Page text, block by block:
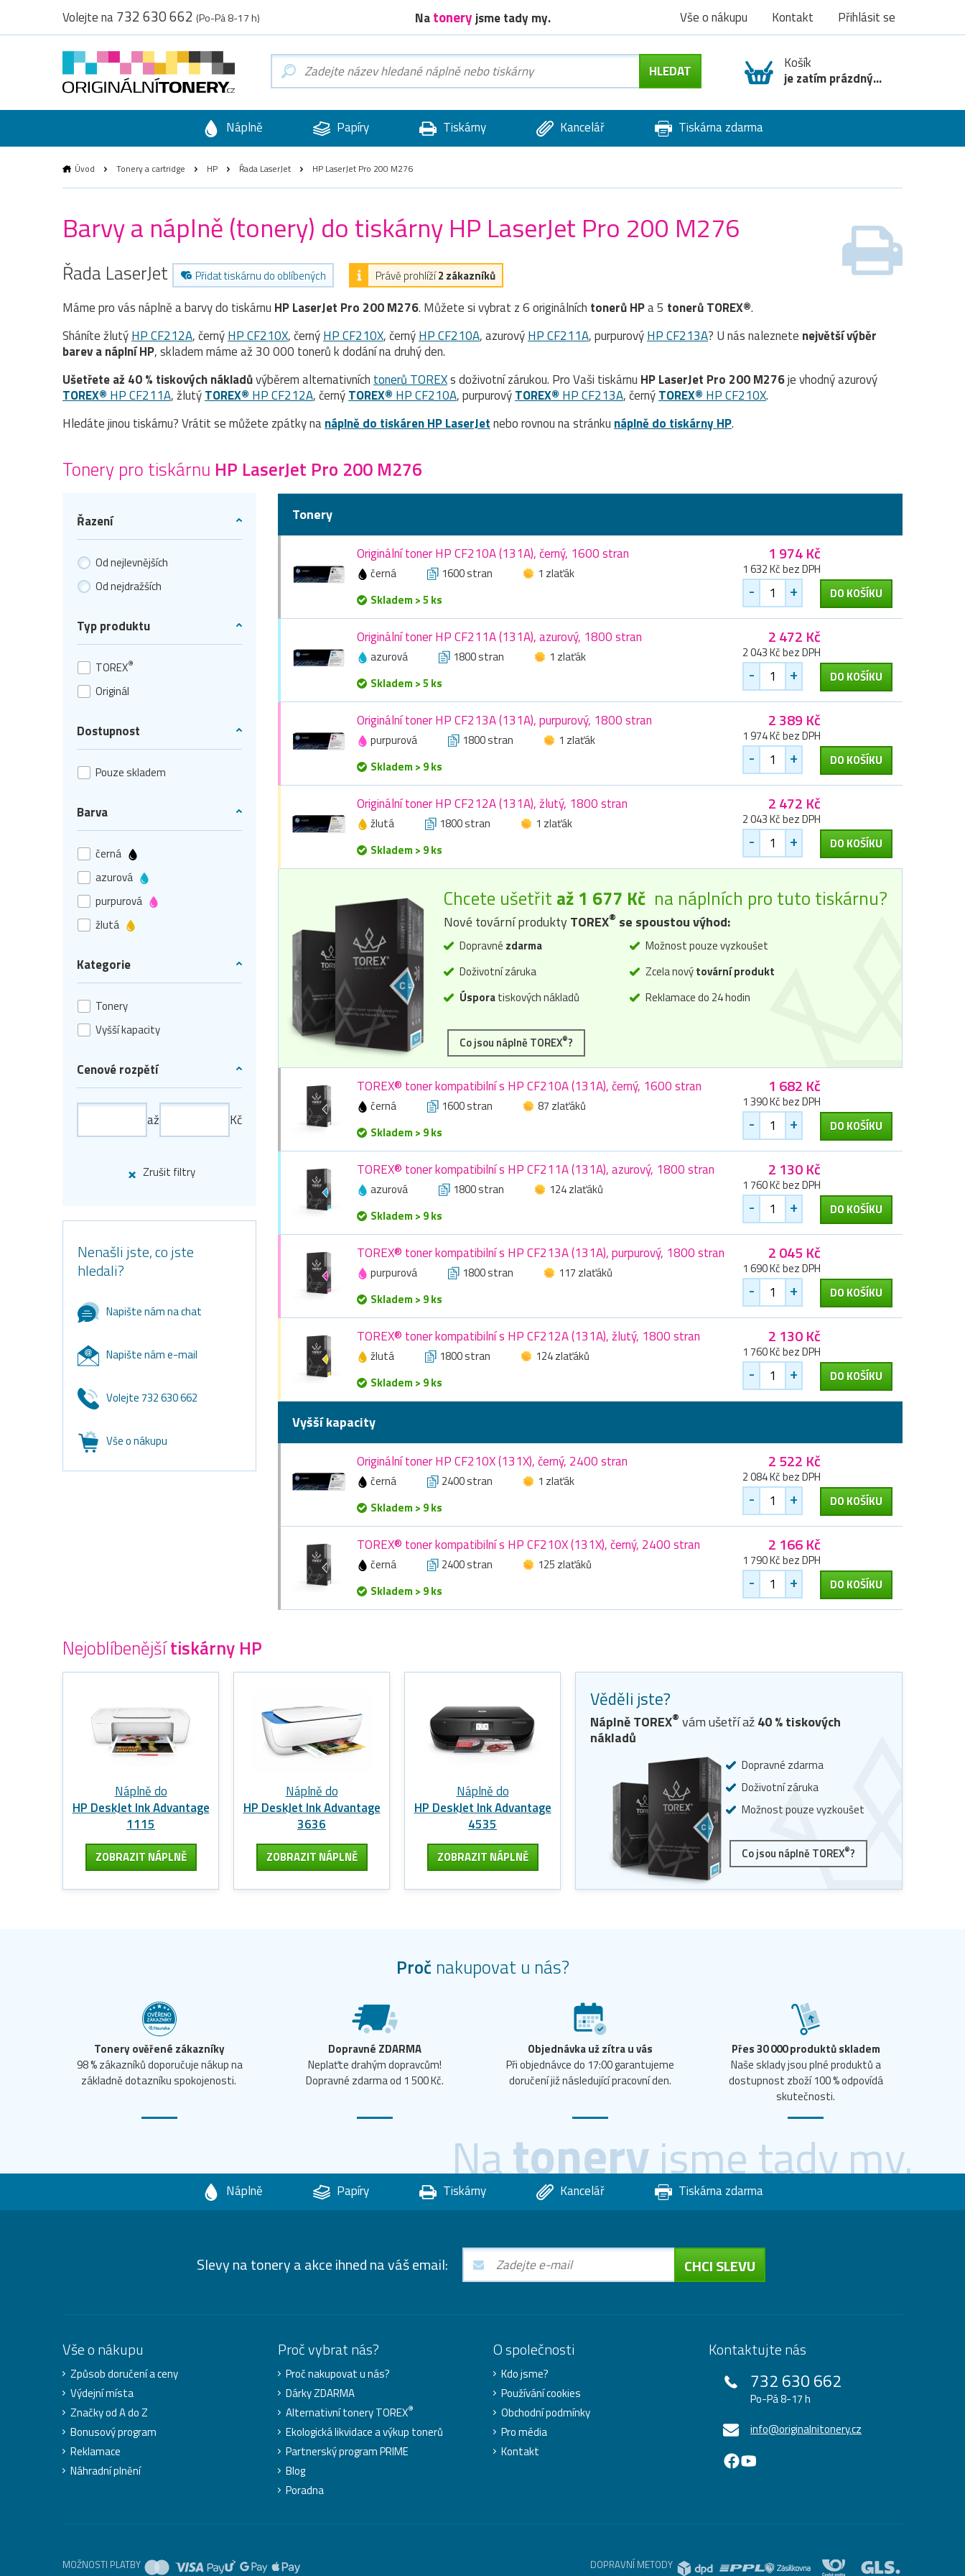
Volejte na732 630 662 (Po-Pá 8-17 h) Natoneryjsme tady my. Vše o nákupu Kontakt Přihlásit se
Košík
je zatím prázdný...
Náplně Papíry Tiskárny Kancelář Tiskárna zdarma
Úvod Tonery a cartridge HP Řada LaserJet HP LaserJet Pro 200 M276
Barvy a náplně (tonery) do tiskárny HP LaserJet Pro 200 M276
Řada LaserJet Přidat tiskárnu do oblíbených Právě prohlíží2 zákazníků
Máme pro vás náplně a barvy do tiskárnu HP LaserJet Pro 200 M276. Můžete si vybrat z 6 originálních tonerůHPa 5 tonerů TOREX®.
Sháníte žlutýHP CF212A, černýHP CF210X, černýHP CF210X, černýHP CF210A, azurovýHP CF211A, purpurovýHP CF213A? U nás naleznete největší výběr
barev a náplní HP, skladem máme až 30 000 tonerů k dodání na druhý den.
Ušetřete až 40 % tiskových nákladůvýběrem alternativních tonerů TOREXs doživotní zárukou. Pro Vaši tiskárnu HP LaserJet Pro 200 M276je vhodný azurový
TOREX® HP CF211A, žlutýTOREX® HP CF212A, černýTOREX® HP CF210A, purpurovýTOREX® HP CF213A, černýTOREX® HP CF210X.
Hledáte jinou tiskárnu? Vrátit se můžete zpátky nanáplně do tiskáren HP LaserJetnebo rovnou na stránku náplně do tiskárny HP.
Tonery pro tiskárnu HP LaserJet Pro 200 M276
Řazení
Od nejlevnějších
Od nejdražších
Typ produktu
TOREX®
Originál
Dostupnost
Pouze skladem
Barva
černá
azurová
purpurová
žlutá
Kategorie
Tonery
Vyšší kapacity
Cenové rozpětí
až Kč
Zrušit filtry
Nenašli jste, co jste
hledali?
Napište nám na chat
Napište nám e-mail
Volejte 732 630 662
Vše o nákupu
Tonery
Originální toner HP CF210A (131A), černý, 1600 stran
černá 1600 stran
1 zlaťák
Skladem > 5 ks
1 974 Kč
1 632 Kč bez DPH
- + DO KOŠÍKU
Originální toner HP CF211A (131A), azurový, 1800 stran
azurová 1800 stran
1 zlaťák
Skladem > 5 ks
2 472 Kč
2 043 Kč bez DPH
- + DO KOŠÍKU
Originální toner HP CF213A (131A), purpurový, 1800 stran
purpurová 1800 stran
1 zlaťák
Skladem > 9 ks
2 389 Kč
1 974 Kč bez DPH
- + DO KOŠÍKU
Originální toner HP CF212A (131A), žlutý, 1800 stran
žlutá 1800 stran
1 zlaťák
Skladem > 9 ks
2 472 Kč
2 043 Kč bez DPH
- + DO KOŠÍKU
Chcete ušetřit až 1 677 Kč na náplních pro tuto tiskárnu?
Nové tovární produktyTOREX® se spoustou výhod:
Dopravné zdarma
Doživotní záruka
Úsporatiskových nákladů
Možnost pouze vyzkoušet
Zcela novýtovární produkt
Reklamace do 24 hodin
Co jsou náplně TOREX®?
TOREX® toner kompatibilní s HP CF210A (131A), černý, 1600 stran
černá 1600 stran
87 zlaťáků
Skladem > 9 ks
1 682 Kč
1 390 Kč bez DPH
- + DO KOŠÍKU
TOREX® toner kompatibilní s HP CF211A (131A), azurový, 1800 stran
azurová 1800 stran
124 zlaťáků
Skladem > 9 ks
2 130 Kč
1 760 Kč bez DPH
- + DO KOŠÍKU
TOREX® toner kompatibilní s HP CF213A (131A), purpurový, 1800 stran
purpurová 1800 stran
117 zlaťáků
Skladem > 9 ks
2 045 Kč
1 690 Kč bez DPH
- + DO KOŠÍKU
TOREX® toner kompatibilní s HP CF212A (131A), žlutý, 1800 stran
žlutá 1800 stran
124 zlaťáků
Skladem > 9 ks
2 130 Kč
1 760 Kč bez DPH
- + DO KOŠÍKU
Vyšší kapacity
Originální toner HP CF210X (131X), černý, 2400 stran
černá 2400 stran
1 zlaťák
Skladem > 9 ks
2 522 Kč
2 084 Kč bez DPH
- + DO KOŠÍKU
TOREX® toner kompatibilní s HP CF210X (131X), černý, 2400 stran
černá 2400 stran
125 zlaťáků
Skladem > 9 ks
2 166 Kč
1 790 Kč bez DPH
- + DO KOŠÍKU
Nejoblíbenějšítiskárny HP
Náplně do
HP DeskJet Ink Advantage
1115
ZOBRAZIT NÁPLNĚ
Náplně do
HP DeskJet Ink Advantage
3636
ZOBRAZIT NÁPLNĚ
Náplně do
HP DeskJet Ink Advantage
4535
ZOBRAZIT NÁPLNĚ
Věděli jste?
Náplně TOREX® vám ušetří až40% tiskových
nákladů
Dopravné zdarma
Doživotní záruka
Možnost pouze vyzkoušet
Co jsou náplně TOREX®?
Proč nakupovat u nás?
Tonery ověřené zákazníky
98 % zákazníků doporučuje nákup na
základně dotazníku spokojenosti.
Dopravné ZDARMA
Neplaťte drahým dopravcům!
Dopravné zdarma od 1 500 Kč.
Objednávka už zítra u vás
Při objednávce do 17:00 garantujeme
doručení již následující pracovní den.
Přes 30 000 produktů skladem
Naše sklady jsou plné produktů a
dostupnost zboží 100 % odpovídá
skutečnosti.
Natoneryjsme tady my.
Náplně Papíry Tiskárny Kancelář Tiskárna zdarma
Slevy na tonery a akce ihned na váš email: CHCI SLEVU
Vše o nákupu
Způsob doručení a ceny
Výdejní místa
Značky od A do Z
Bonusový program
Reklamace
Náhradní plnění
Proč vybrat nás?
Proč nakupovat u nás?
Dárky ZDARMA
Alternativní tonery TOREX®
Ekologická likvidace a výkup tonerů
Partnerský program PRIME
Blog
Poradna
O společnosti
Kdo jsme?
Používání cookies
Obchodní podmínky
Pro média
Kontakt
Kontaktujte nás
732 630 662
Po-Pá 8-17 h
info@originalnitonery.cz
MOŽNOSTI PLATBY DOPRAVNÍ METODY